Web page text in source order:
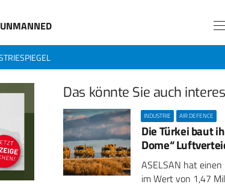
UNMANNED
Das könnte Sie auch
INDUSTRIE AIR DEFENCE
Die Türkei baut
Dome“
ASELSAN hat
im Wert von 1,47